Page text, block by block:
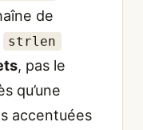
de
strlen
, pas le
qu’une
accentuées